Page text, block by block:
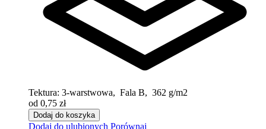
Tektura: 3-warstwowa, Fala B, 362 g/m2
od 0,75 zł
Dodaj do koszyka
Dodaj do ulubionych Porównaj